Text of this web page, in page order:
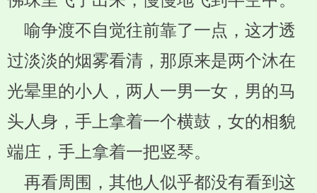
喻争渡不自觉往前靠了一点，这才透
过淡淡的烟雾看清，那原来是两个沐在
光晕里的小人，两人一男一女，男的马
头人身，手上拿着一个横鼓，女的相貌
端庄，手上拿着一把竖琴。
再看周围，其他人似乎都没有看到这